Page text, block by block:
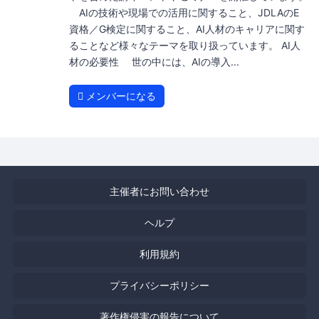
AIの技術や現場での活用に関すること、JDLAのE
資格／G検定に関すること、AI人材のキャリアに関す
ることなど様々なテーマを取り扱っています。 AI人
材の必要性 世の中には、AIの導入...
メンバーになる
主催者にお問い合わせ
ヘルプ
利用規約
プライバシーポリシー
著作権侵害の報告について